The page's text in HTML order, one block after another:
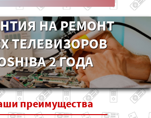
НА РЕМОНТ
ТЕЛЕВИЗОРОВ
2 ГОДА
преимущества